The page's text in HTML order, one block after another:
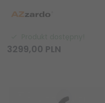
3299,00 PLN